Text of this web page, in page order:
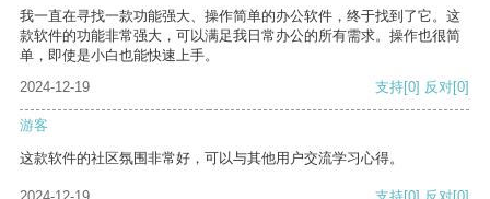
我一直在寻找一款功能强大、操作简单的办公软件，终于找到了它。这
款软件的功能非常强大，可以满足我日常办公的所有需求。操作也很简
单，即使是小白也能快速上手。
2024-12-19
支持[0] 反对[0]
游客
这款软件的社区氛围非常好，可以与其他用户交流学习心得。